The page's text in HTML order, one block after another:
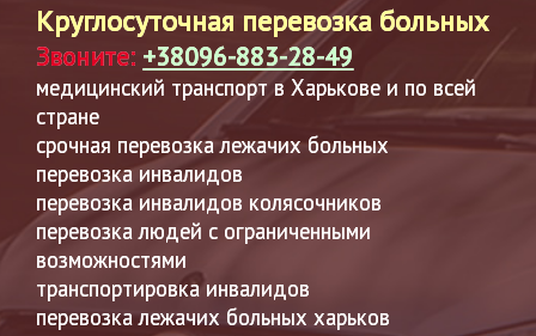
Круглосуточная перевозка больных
Звоните: +38096-883-28-49
медицинский транспорт в Харькове и по всей
стране
срочная перевозка лежачих больных
перевозка инвалидов
перевозка инвалидов колясочников
перевозка людей с ограниченными
возможностями
транспортировка инвалидов
перевозка лежачих больных харьков